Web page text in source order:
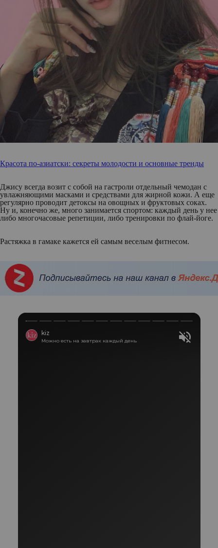
Красота по-азиатски: секреты молодости и основные тренды
Джису всегда возит с собой на гастроли отдельный чемодан с
увлажняющими масками и средствами для жирной кожи. А еще
регулярно проводит детоксы на овощных и фруктовых соках.
Ну и, конечно же, много занимается спортом: каждый день у нее
либо многочасовые репетиции, либо тренировки по флай-йоге.
Растяжка в гамаке кажется ей самым веселым фитнесом.